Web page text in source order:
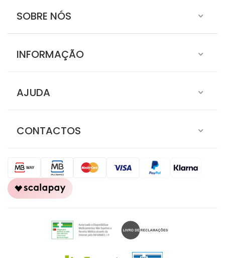
SOBRE NÓS
INFORMAÇÃO
AJUDA
CONTACTOS